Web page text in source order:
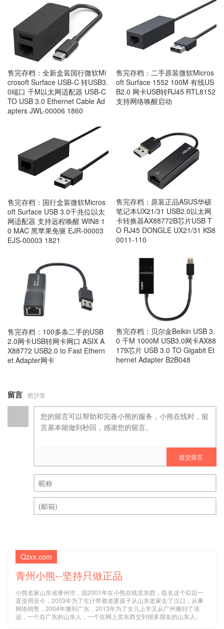
售完存档：全新盒装国行微软Mi
crosoft Surface USB-C 转USB3.
0端口 千M以太网适配器 USB-C
TO USB 3.0 Ethernet Cable Ad
apters JWL-00006 1860
售完存档：二手原装微软Micros
oft Surface 1552 100M 有线US
B2.0 网卡USB转RJ45 RTL8152
支持网络唤醒启动
售完存档：国行盒装微软Micros
oft Surface USB 3.0千兆位以太
网适配器 支持远程唤醒 WIN8 1
0 MAC 黑苹果免驱 EJR-00003
EJS-00003 1821
售完存档：原装正品ASUS华硕
笔记本UX21/31 USB2.0以太网
卡转换器AX88772B芯片USB T
O RJ45 DONGLE UX21/31 KS8
0011-110
售完存档：100多条二手的USB
2.0网卡USB转网卡网口 ASIX A
X88772 USB2.0 to Fast Ethern
et Adapter网卡
售完存档：贝尔金Belkin USB 3.
0 千M 1000M USB3.0网卡AX88
179芯片 USB 3.0 TO Gigabit Et
hernet Adapter B2B048
留言 抢沙发
提交留言
昵称 (必填)
Qzxx.com
青州小熊--坚持只做正品
小熊老家山东省青州市，因2001年在小熊在线卖东西，取名这个ID后一
直使用至今，2003年为了生计带着老婆孩子从山东老家去了汉口，从事
网络销售，2004年搬到广东，2013年为了女儿上学又从广州搬到了清
远，一个在广东的山东人，一个在网上卖东西交到很多朋友的山东人。